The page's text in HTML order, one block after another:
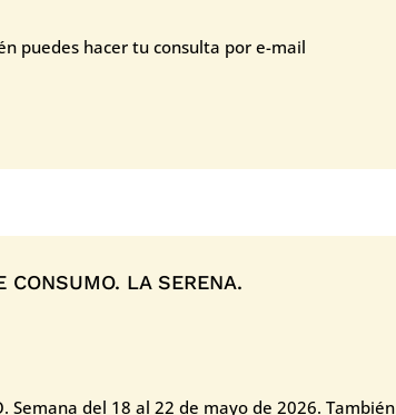
puedes hacer tu consulta por e-mail
CONSUMO. LA SERENA.
Semana del 18 al 22 de mayo de 2026. También